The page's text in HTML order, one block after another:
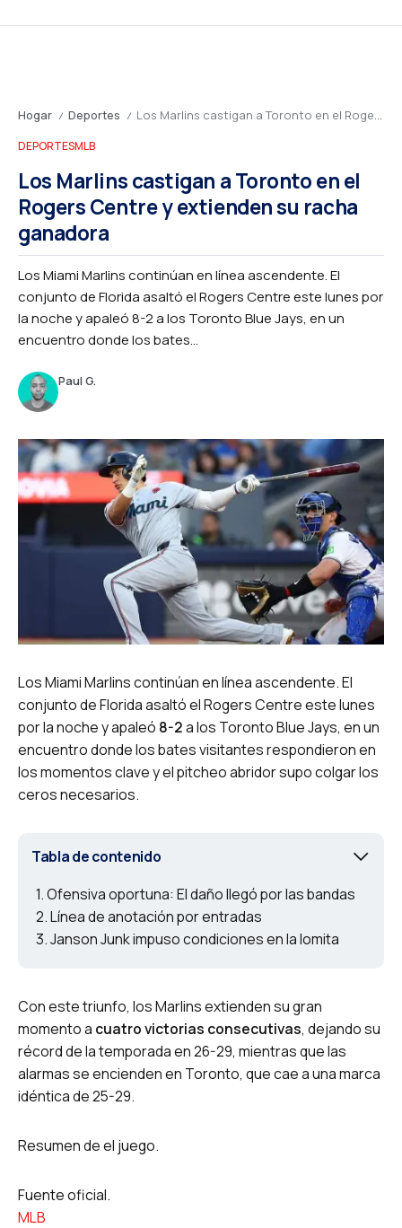
Hogar / Deportes / Los Marlins castigan a Toronto en el Rogers Centre y extienden su racha ganadora
DEPORTESMLB
Los Marlins castigan a Toronto en el
Rogers Centre y extienden su racha
ganadora
Los Miami Marlins continúan en línea ascendente. El
conjunto de Florida asaltó el Rogers Centre este lunes por
la noche y apaleó 8-2 a los Toronto Blue Jays, en un
encuentro donde los bates...
Paul G.
Los Miami Marlins continúan en línea ascendente. El
conjunto de Florida asaltó el Rogers Centre este lunes
por la noche y apaleó 8-2a los Toronto Blue Jays, en un
encuentro donde los bates visitantes respondieron en
los momentos clave y el pitcheo abridor supo colgar los
ceros necesarios.
Tabla de contenido
Ofensiva oportuna: El daño llegó por las bandas
Línea de anotación por entradas
Janson Junk impuso condiciones en la lomita
Con este triunfo, los Marlins extienden su gran
momento a cuatro victorias consecutivas, dejando su
récord de la temporada en 26-29, mientras que las
alarmas se encienden en Toronto, que cae a una marca
idéntica de 25-29.
Resumen de el juego.
Fuente oficial.
MLB